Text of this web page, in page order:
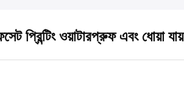
প্রিন্টিং ওয়াটারপ্রুফ এবং ধোয়া যায়